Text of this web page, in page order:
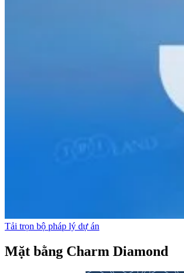
Tải trọn bộ pháp lý dự án
Mặt bằng Charm Diamond